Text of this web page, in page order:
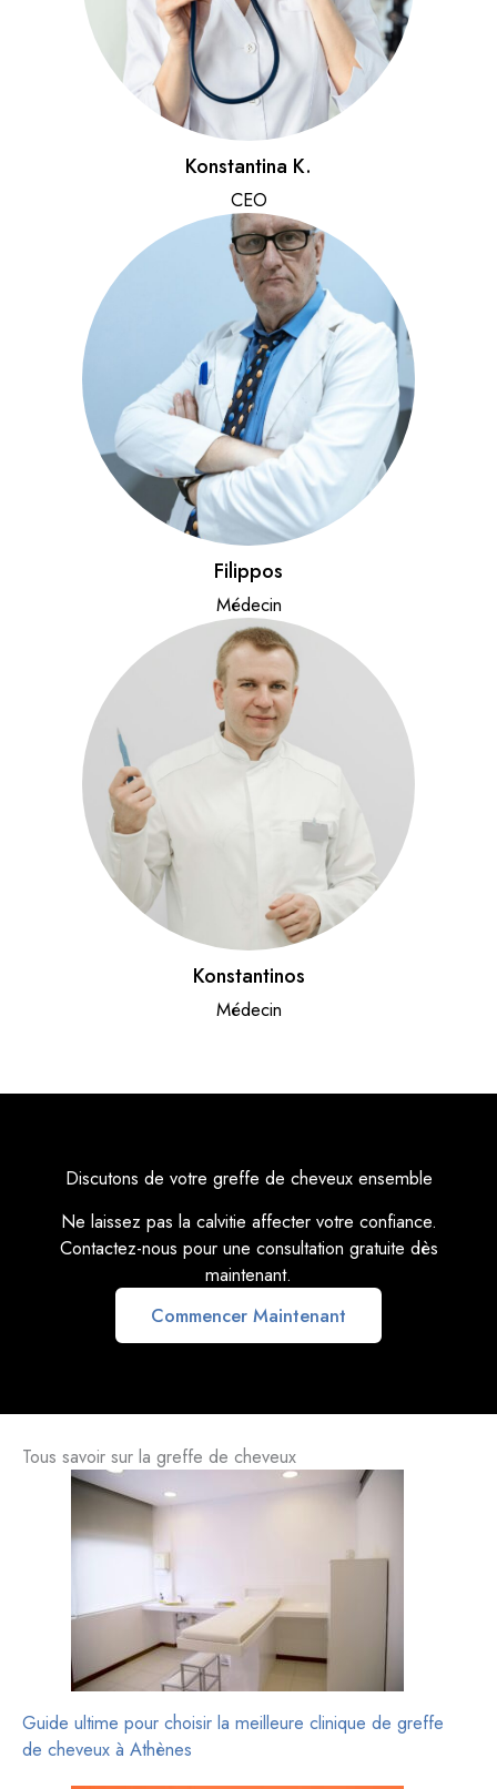
Konstantina K.
CEO
Filippos
Médecin
Konstantinos
Médecin
Discutons de votre greffe de cheveux ensemble
Ne laissez pas la calvitie affecter votre confiance.
Contactez-nous pour une consultation gratuite dès
maintenant.
Commencer Maintenant
Tous savoir sur la greffe de cheveux
Guide ultime pour choisir la meilleure clinique de greffe
de cheveux à Athènes